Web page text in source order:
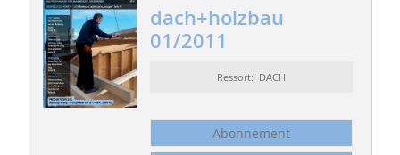
dach+holzbau
01/2011
Ressort: DACH
Abonnement